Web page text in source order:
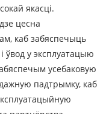
якасці.
цесна
каб забяспечыць
ўвод у эксплуатацыю
усебаковую
падтрымку, каб